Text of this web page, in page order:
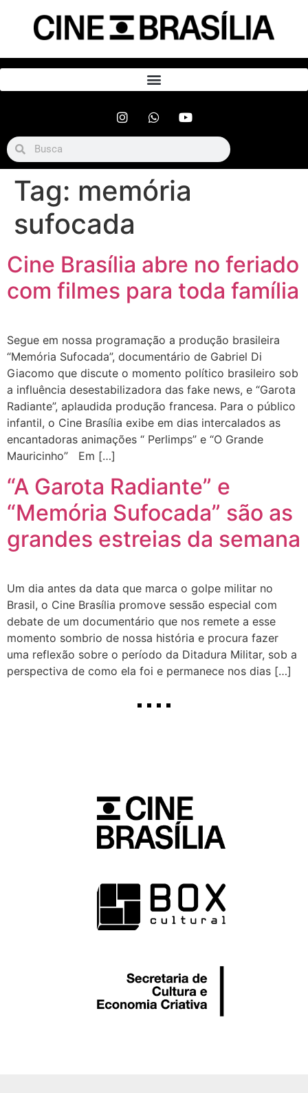
Tag: memória
sufocada
Cine Brasília abre no feriado
com filmes para toda família
Segue em nossa programação a produção brasileira
“Memória Sufocada”, documentário de Gabriel Di
Giacomo que discute o momento político brasileiro sob
a influência desestabilizadora das fake news, e “Garota
Radiante”, aplaudida produção francesa. Para o público
infantil, o Cine Brasília exibe em dias intercalados as
encantadoras animações “ Perlimps” e “O Grande
Mauricinho” Em […]
“A Garota Radiante” e
“Memória Sufocada” são as
grandes estreias da semana
Um dia antes da data que marca o golpe militar no
Brasil, o Cine Brasília promove sessão especial com
debate de um documentário que nos remete a esse
momento sombrio de nossa história e procura fazer
uma reflexão sobre o período da Ditadura Militar, sob a
perspectiva de como ela foi e permanece nos dias […]